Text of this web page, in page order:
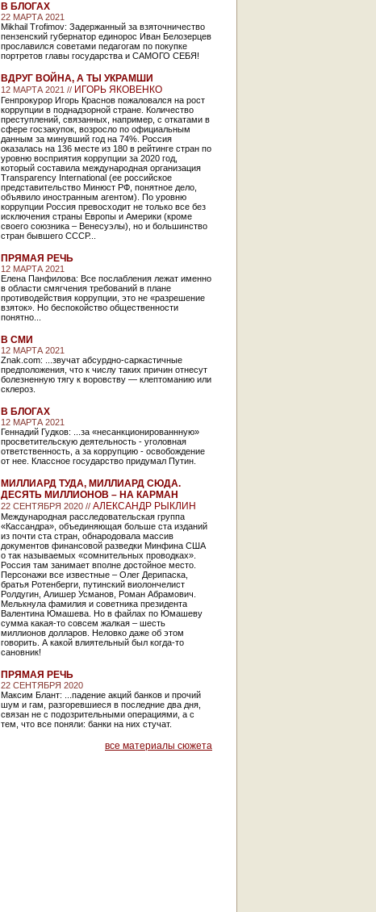
В БЛОГАХ
22 МАРТА 2021
Mikhail Trofimov: Задержанный за взяточничество
пензенский губернатор единорос Иван Белозерцев
прославился советами педагогам по покупке
портретов главы государства и САМОГО СЕБЯ!
ВДРУГ ВОЙНА, А ТЫ УКРАМШИ
12 МАРТА 2021 // ИГОРЬ ЯКОВЕНКО
Генпрокурор Игорь Краснов пожаловался на рост
коррупции в поднадзорной стране. Количество
преступлений, связанных, например, с откатами в
сфере госзакупок, возросло по официальным
данным за минувший год на 74%. Россия
оказалась на 136 месте из 180 в рейтинге стран по
уровню восприятия коррупции за 2020 год,
который составила международная организация
Transparency International (ее российское
представительство Минюст РФ, понятное дело,
объявило иностранным агентом). По уровню
коррупции Россия превосходит не только все без
исключения страны Европы и Америки (кроме
своего союзника – Венесуэлы), но и большинство
стран бывшего СССР...
ПРЯМАЯ РЕЧЬ
12 МАРТА 2021
Елена Панфилова: Все послабления лежат именно
в области смягчения требований в плане
противодействия коррупции, это не «разрешение
взяток». Но беспокойство общественности
понятно...
В СМИ
12 МАРТА 2021
Znak.com: ...звучат абсурдно-саркастичные
предположения, что к числу таких причин отнесут
болезненную тягу к воровству — клептоманию или
склероз.
В БЛОГАХ
12 МАРТА 2021
Геннадий Гудков: ...за «несанкционированнную»
просветительскую деятельность - уголовная
ответственность, а за коррупцию - освобождение
от нее. Классное государство придумал Путин.
МИЛЛИАРД ТУДА, МИЛЛИАРД СЮДА.
ДЕСЯТЬ МИЛЛИОНОВ – НА КАРМАН
22 СЕНТЯБРЯ 2020 // АЛЕКСАНДР РЫКЛИН
Международная расследовательская группа
«Кассандра», объединяющая больше ста изданий
из почти ста стран, обнародовала массив
документов финансовой разведки Минфина США
о так называемых «сомнительных проводках».
Россия там занимает вполне достойное место.
Персонажи все известные – Олег Дерипаска,
братья Ротенберги, путинский виолончелист
Ролдугин, Алишер Усманов, Роман Абрамович.
Мелькнула фамилия и советника президента
Валентина Юмашева. Но в файлах по Юмашеву
сумма какая-то совсем жалкая – шесть
миллионов долларов. Неловко даже об этом
говорить. А какой влиятельный был когда-то
сановник!
ПРЯМАЯ РЕЧЬ
22 СЕНТЯБРЯ 2020
Максим Блант: ...падение акций банков и прочий
шум и гам, разгоревшиеся в последние два дня,
связан не с подозрительными операциями, а с
тем, что все поняли: банки на них стучат.
все материалы сюжета